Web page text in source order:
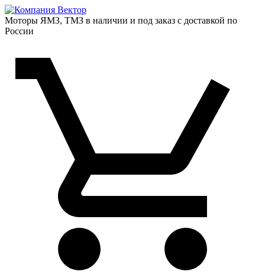
Моторы ЯМЗ, ТМЗ в наличии и под заказ с доставкой по
России